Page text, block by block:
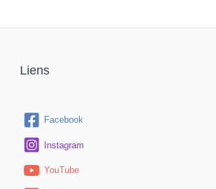
Liens
Facebook
Instagram
YouTube